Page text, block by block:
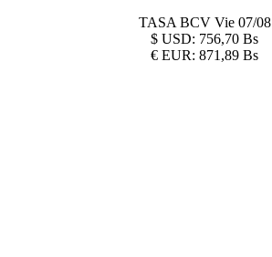
TASA BCV Vie 07/08
$ USD: 756,70 Bs
€ EUR: 871,89 Bs